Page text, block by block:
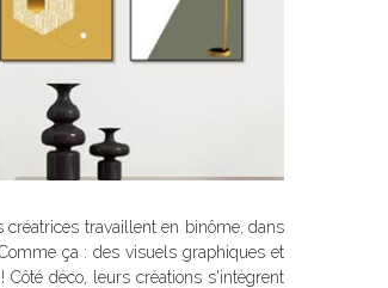
créatrices travaillent en binôme, dans
ça : des visuels graphiques et
déco, leurs créations s'intègrent